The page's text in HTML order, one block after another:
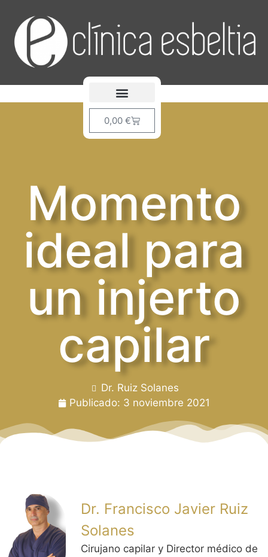
0,00 €
Momento
ideal para
un injerto
capilar
Dr. Ruiz Solanes
Publicado: 3 noviembre 2021
Dr. Francisco Javier Ruiz
Solanes
Cirujano capilar y Director médico de